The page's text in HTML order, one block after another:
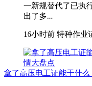
一新规替代了已执
出了多...
16小时前 特种作业
拿了高压电工证能干什